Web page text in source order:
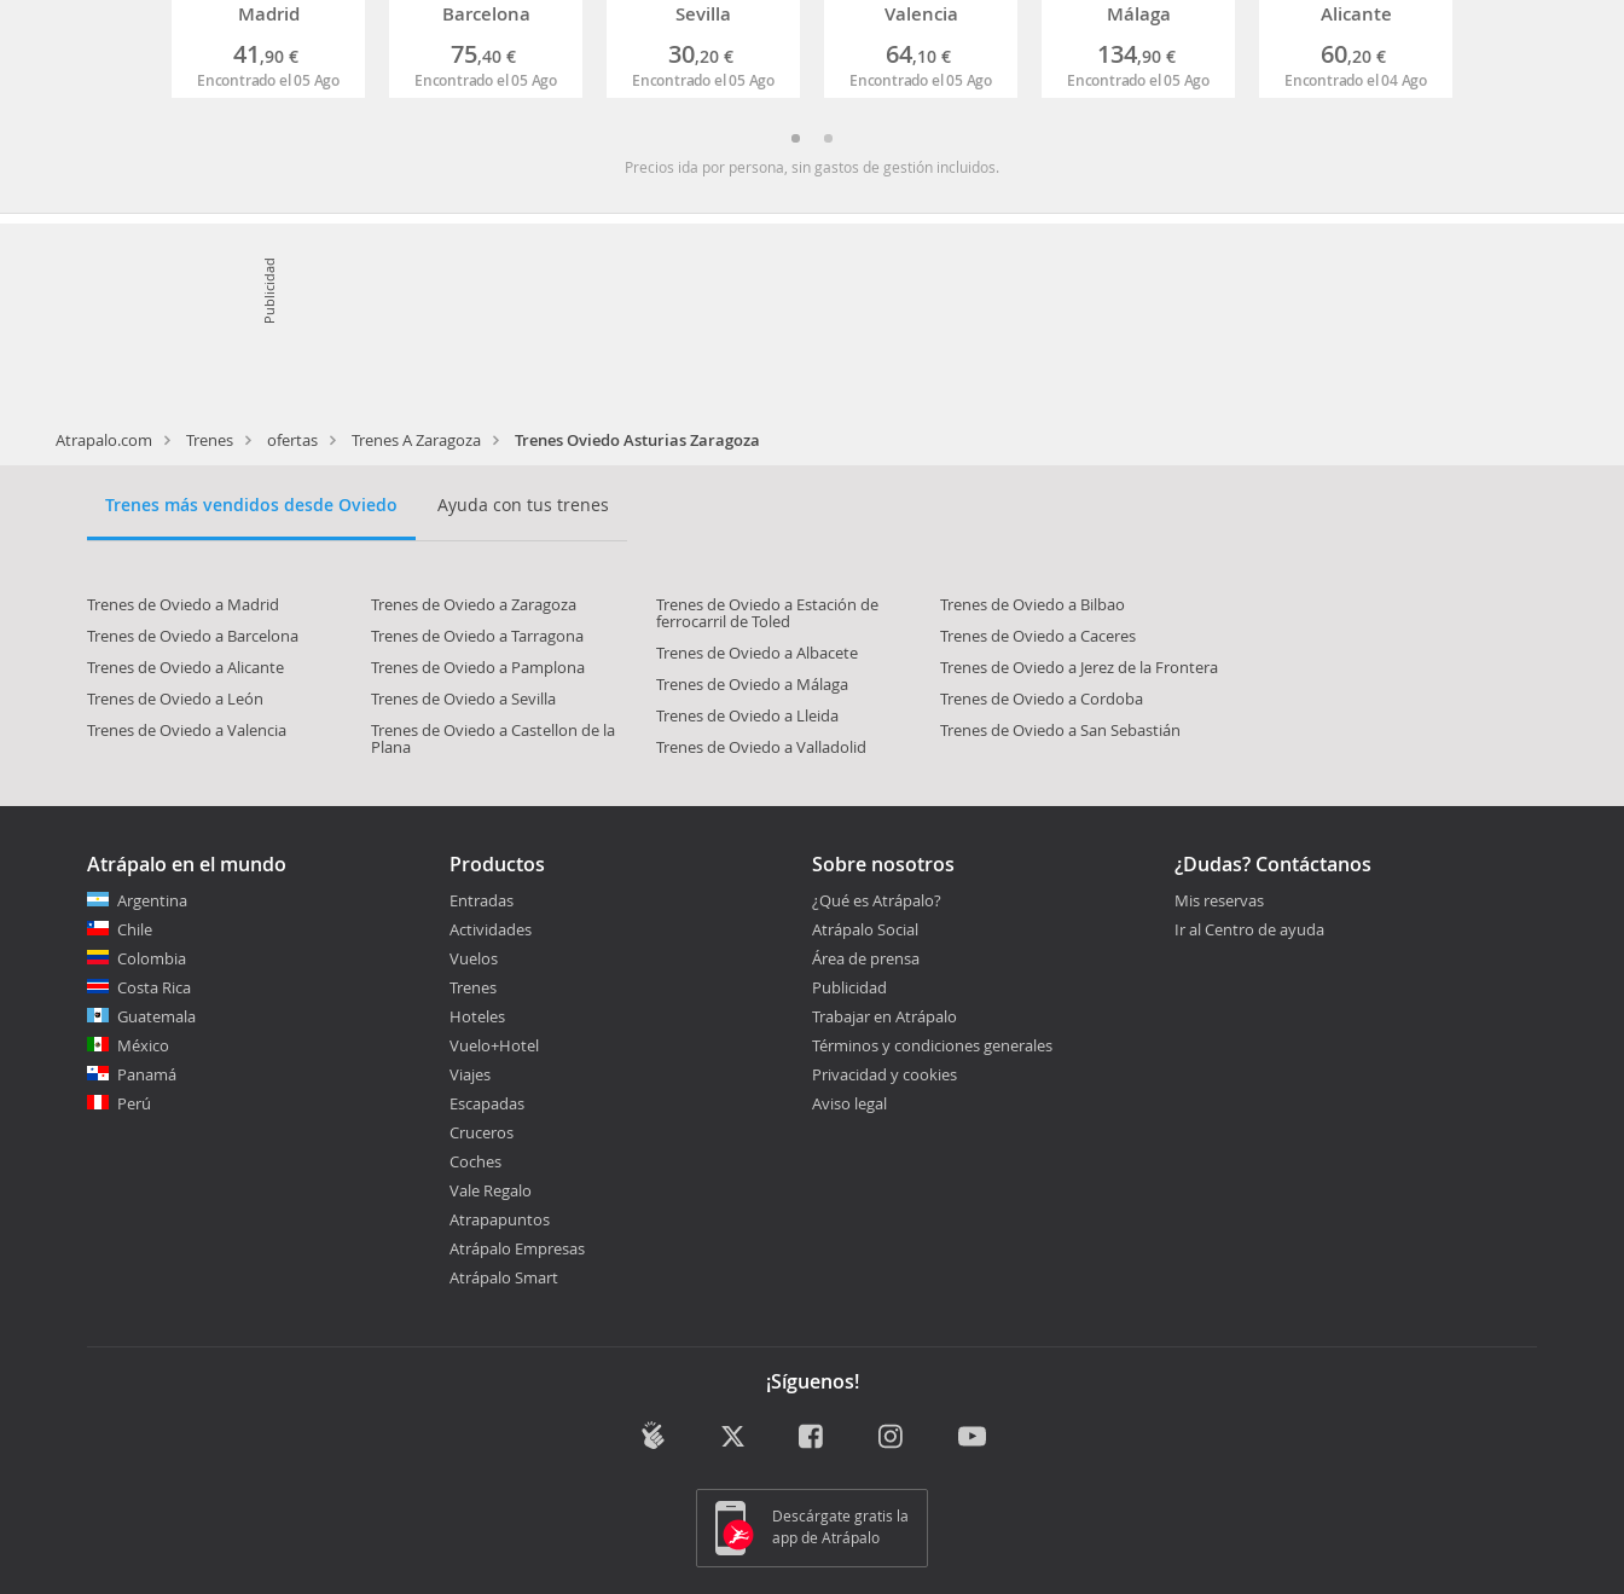
Madrid
41 ,90 €
Encontrado el 05 Ago
Barcelona
75,40 €
Encontrado el 05 Ago
Sevilla
30,20 €
Encontrado el 05 Ago
Valencia
64,10 €
Encontrado el 05 Ago
Málaga
134,90 €
Encontrado el 05 Ago
Alicante
60,20 €
Encontrado el 04 Ago
Precios ida por persona, sin gastos de gestión incluidos.
Publicidad
Atrapalo.com Trenes ofertas Trenes A Zaragoza Trenes Oviedo Asturias Zaragoza
Trenes más vendidos desde Oviedo Ayuda con tus trenes
Trenes de Oviedo a Madrid
Trenes de Oviedo a Barcelona
Trenes de Oviedo a Alicante
Trenes de Oviedo a León
Trenes de Oviedo a Valencia
Trenes de Oviedo a Zaragoza
Trenes de Oviedo a Tarragona
Trenes de Oviedo a Pamplona
Trenes de Oviedo a Sevilla
Trenes de Oviedo a Castellon de la
Plana
Trenes de Oviedo a Estación de
ferrocarril de Toled
Trenes de Oviedo a Albacete
Trenes de Oviedo a Málaga
Trenes de Oviedo a Lleida
Trenes de Oviedo a Valladolid
Trenes de Oviedo a Bilbao
Trenes de Oviedo a Caceres
Trenes de Oviedo a Jerez de la Frontera
Trenes de Oviedo a Cordoba
Trenes de Oviedo a San Sebastián
Atrápalo en el mundo
Argentina
Chile
Colombia
Costa Rica
Guatemala
México
Panamá
Perú
Productos
Entradas
Actividades
Vuelos
Trenes
Hoteles
Vuelo+Hotel
Viajes
Escapadas
Cruceros
Coches
Vale Regalo
Atrapapuntos
Atrápalo Empresas
Atrápalo Smart
Sobre nosotros
¿Qué es Atrápalo?
Atrápalo Social
Área de prensa
Publicidad
Trabajar en Atrápalo
Términos y condiciones generales
Privacidad y cookies
Aviso legal
¿Dudas? Contáctanos
Mis reservas
Ir al Centro de ayuda
¡Síguenos!
Descárgate gratis la
app de Atrápalo